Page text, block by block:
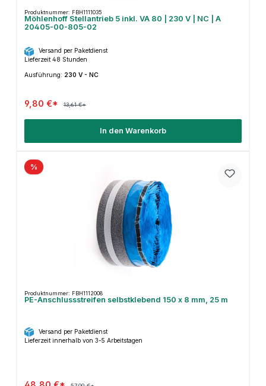
Produktnummer: FBH1111035
Möhlenhoff Stellantrieb 5 inkl. VA 80 | 230 V | NC | A
20405-00-805-02
Versand per Paketdienst
Lieferzeit 48 Stunden
Ausführung: 230 V - NC
9,80 €* 13,61 €*
In den Warenkorb
%
Produktnummer: FBH1112008
PE-Anschlussstreifen selbstklebend 150 x 8 mm, 25 m
Versand per Paketdienst
Lieferzeit innerhalb von 3-5 Arbeitstagen